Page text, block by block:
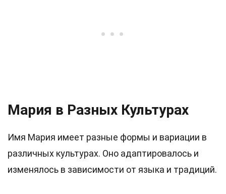
Мария в Разных Культурах
Имя Мария имеет разные формы и вариации в
различных культурах. Оно адаптировалось и
изменялось в зависимости от языка и традиций.